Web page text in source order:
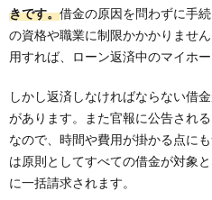
きです。借金の原因を問わずに手
の資格や職業に制限かかかりませ
用すれば、ローン返済中のマイホ
しかし返済しなければならない借
があります。また官報に公告され
なので、時間や費用が掛かる点に
は原則としてすべての借金が対象
に一括請求されます。